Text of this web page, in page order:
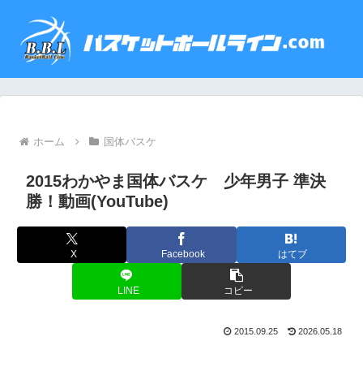
ホーム 国体バスケ
2015わかやま国体バスケ 少年男子 準決
勝！動画(YouTube)
X Facebook はてブ
LINE コピー
2015.09.25 2026.05.18